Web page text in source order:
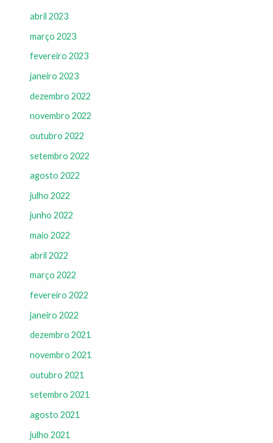
abril 2023
março 2023
fevereiro 2023
janeiro 2023
dezembro 2022
novembro 2022
outubro 2022
setembro 2022
agosto 2022
julho 2022
junho 2022
maio 2022
abril 2022
março 2022
fevereiro 2022
janeiro 2022
dezembro 2021
novembro 2021
outubro 2021
setembro 2021
agosto 2021
julho 2021